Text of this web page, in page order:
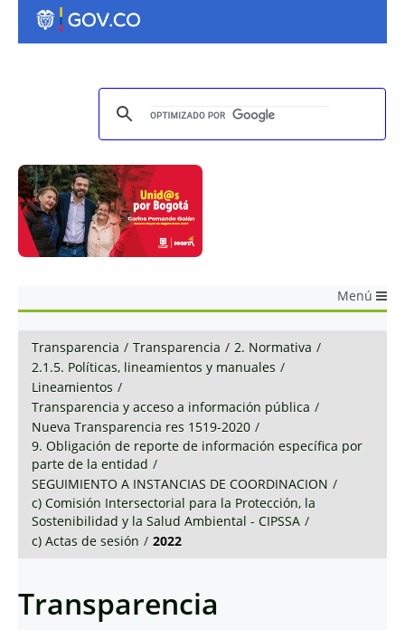
Menú
Transparencia / Transparencia / 2. Normativa /
2.1.5. Políticas, lineamientos y manuales /
Lineamientos /
Transparencia y acceso a información pública /
Nueva Transparencia res 1519-2020 /
9. Obligación de reporte de información específica por
parte de la entidad /
SEGUIMIENTO A INSTANCIAS DE COORDINACION /
c) Comisión Intersectorial para la Protección, la
Sostenibilidad y la Salud Ambiental - CIPSSA /
c) Actas de sesión / 2022
Transparencia